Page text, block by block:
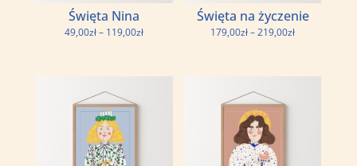
Święta Nina
49,00zł– 119,00złZakres
Święta na życzenie
179,00zł–219,00złZakres